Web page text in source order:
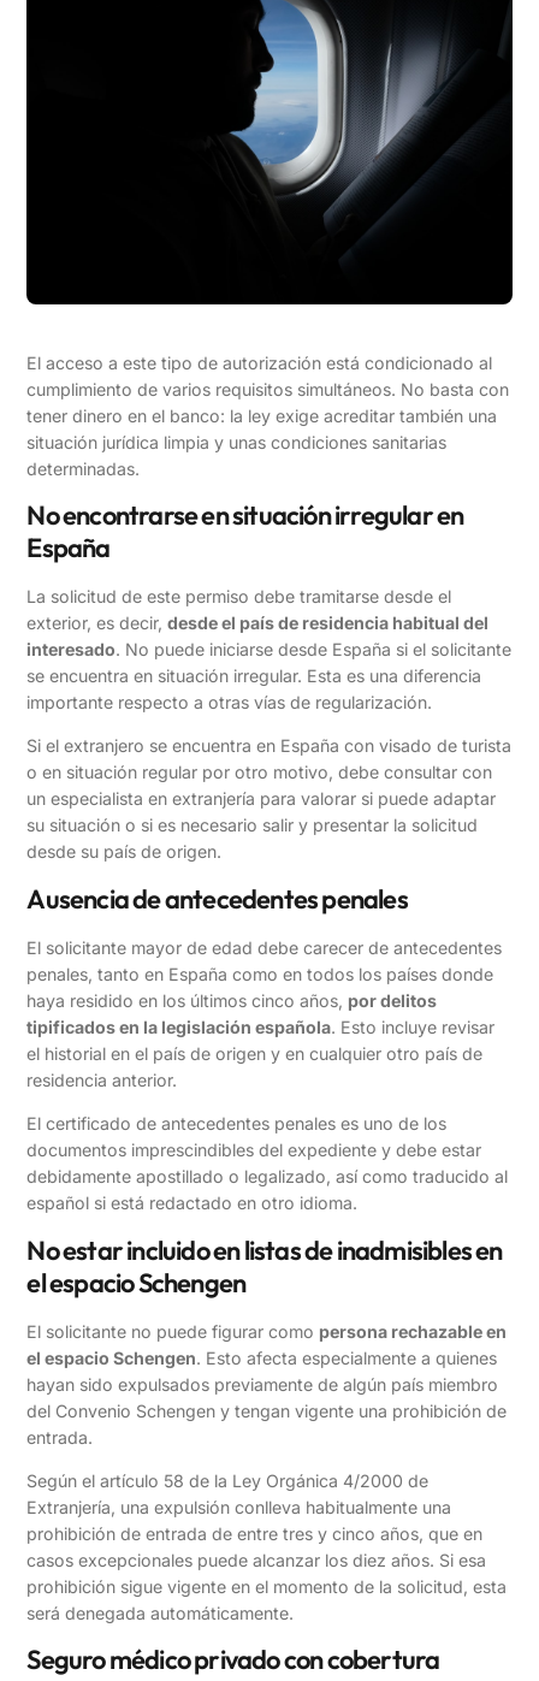
El acceso a este tipo de autorización está condicionado al
cumplimiento de varios requisitos simultáneos. No basta con
tener dinero en el banco: la ley exige acreditar también una
situación jurídica limpia y unas condiciones sanitarias
determinadas.
No encontrarse en situación irregular en
España
La solicitud de este permiso debe tramitarse desde el
exterior, es decir,desde el país de residencia habitual del
interesado. No puede iniciarse desde España si el solicitante
se encuentra en situación irregular. Esta es una diferencia
importante respecto a otras vías de regularización.
Si el extranjero se encuentra en España con visado de turista
o en situación regular por otro motivo, debe consultar con
un especialista en extranjería para valorar si puede adaptar
su situación o si es necesario salir y presentar la solicitud
desde su país de origen.
Ausencia de antecedentes penales
El solicitante mayor de edad debe carecer de antecedentes
penales, tanto en España como en todos los países donde
haya residido en los últimos cinco años, por delitos
tipificados en la legislación española. Esto incluye revisar
el historial en el país de origen y en cualquier otro país de
residencia anterior.
El certificado de antecedentes penales es uno de los
documentos imprescindibles del expediente y debe estar
debidamente apostillado o legalizado, así como traducido al
español si está redactado en otro idioma.
No estar incluido en listas de inadmisibles en
el espacio Schengen
El solicitante no puede figurar como persona rechazable en
el espacio Schengen. Esto afecta especialmente a quienes
hayan sido expulsados previamente de algún país miembro
del Convenio Schengen y tengan vigente una prohibición de
entrada.
Según el artículo 58 de la Ley Orgánica 4/2000 de
Extranjería, una expulsión conlleva habitualmente una
prohibición de entrada de entre tres y cinco años, que en
casos excepcionales puede alcanzar los diez años. Si esa
prohibición sigue vigente en el momento de la solicitud, esta
será denegada automáticamente.
Seguro médico privado con cobertura